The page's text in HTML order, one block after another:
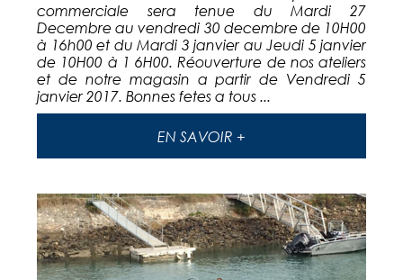
commerciale sera tenue du Mardi 27
Decembre au vendredi 30 decembre de 10H00
à 16h00 et du Mardi 3 janvier au Jeudi 5 janvier
de 10H00 à 1 6H00. Réouverture de nos ateliers
et de notre magasin a partir de Vendredi 5
janvier 2017. Bonnes fetes a tous ...
EN SAVOIR +